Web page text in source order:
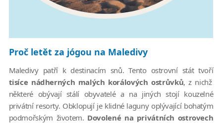
Proč letět za jógou na Maledivy
Maledivy patří k destinacím snů. Tento ostrovní stát tvoří
tisíce nádherných malých korálových ostrůvků, z nichž
některé obývají stálí obyvatelé a na jiných stojí kouzelné
privátní resorty. Obklopují je klidné laguny oplývající bohatým
podmořským životem. Dovolené na privátních ostrovech